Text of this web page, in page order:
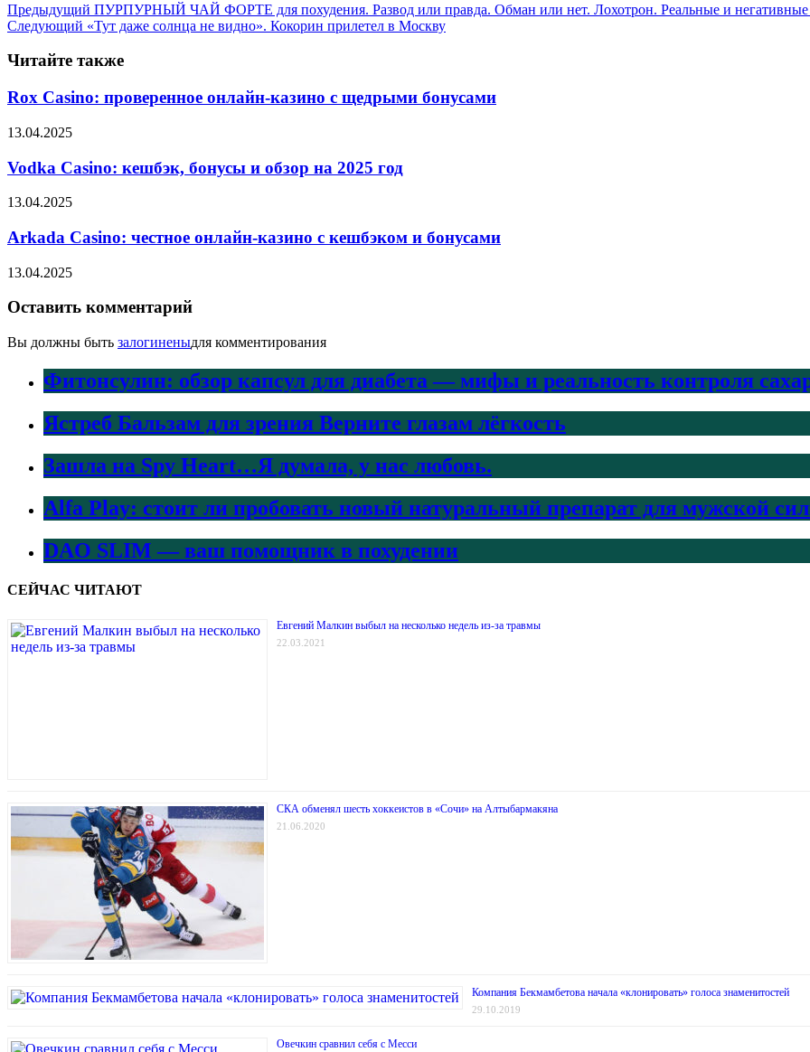
Предыдущий ПУРПУРНЫЙ ЧАЙ ФОРТЕ для похудения. Развод или правда. Обман или нет. Лохотрон. Реальные и негативные
Следующий «Тут даже солнца не видно». Кокорин прилетел в Москву
Читайте также
Rox Casino: проверенное онлайн-казино с щедрыми бонусами
13.04.2025
Vodka Casino: кешбэк, бонусы и обзор на 2025 год
13.04.2025
Arkada Casino: честное онлайн-казино с кешбэком и бонусами
13.04.2025
Оставить комментарий
Вы должны быть залогиненыдля комментирования
Фитонсулин: обзор капсул для диабета — мифы и реальность контроля
Ястреб Бальзам для зрения Верните глазам лёгкость
Зашла на Spy Heart…Я думала, у нас любовь.
Alfa Play: стоит ли пробовать новый натуральный препарат для мужской
DAO SLIM — ваш помощник в похудении
СЕЙЧАС ЧИТАЮТ
Евгений Малкин выбыл на несколько недель из-за травмы
22.03.2021
СКА обменял шесть хоккеистов в «Сочи» на Алтыбармакяна
21.06.2020
Компания Бекмамбетова начала «клонировать» голоса знаменитостей
29.10.2019
Овечкин сравнил себя с Месси